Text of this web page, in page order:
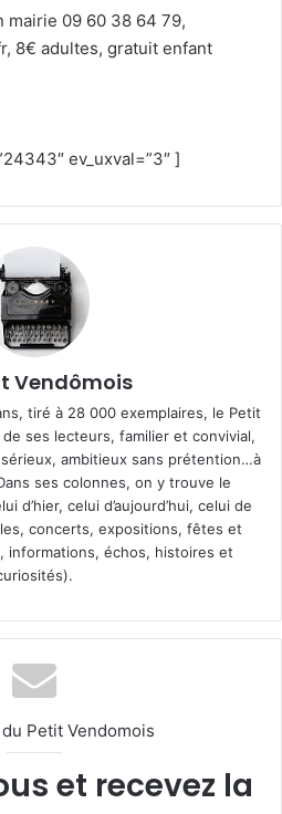
mairie 09 60 38 64 79,
8€ adultes, gratuit enfant
ev_uxval=”3″ ]
Vendômois
tiré à 28 000 exemplaires, le Petit
ses lecteurs, familier et convivial,
ambitieux sans prétention…à
ses colonnes, on y trouve le
d’hier, celui d’aujourd’hui, celui de
concerts, expositions, fêtes et
informations, échos, histoires et
Petit Vendomois
et recevez la